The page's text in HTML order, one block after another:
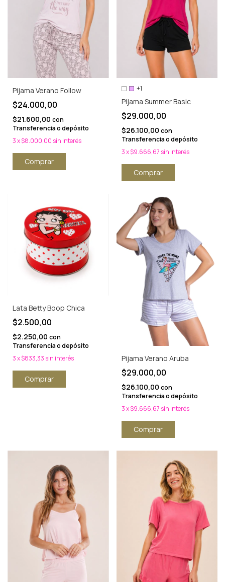
Pijama Verano Follow
$24.000,00
$21.600,00 con
Transferencia o depósito
3x$8.000,00 sin interés
Comprar
+1
Pijama Summer Basic
$29.000,00
$26.100,00 con
Transferencia o depósito
3x$9.666,67 sin interés
Comprar
Lata Betty Boop Chica
$2.500,00
$2.250,00 con
Transferencia o depósito
3x$833,33 sin interés Pijama Verano Aruba
$29.000,00
$26.100,00 con
Transferencia o depósito
3x$9.666,67 sin interés
Comprar